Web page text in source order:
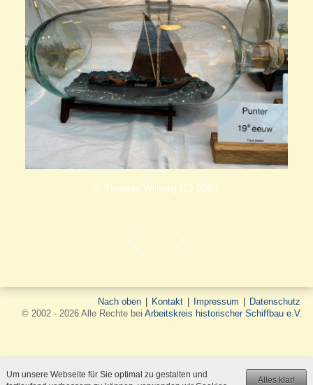
© Thomas Wilberg (C) 2023
Nach oben Kontakt Impressum
Datenschutz
© 2002 - 2026 Alle Rechte bei Arbeitskreis historischer Schiffbau e.V.
Alles klar!
Um unsere Webseite für Sie optimal zu gestalten und